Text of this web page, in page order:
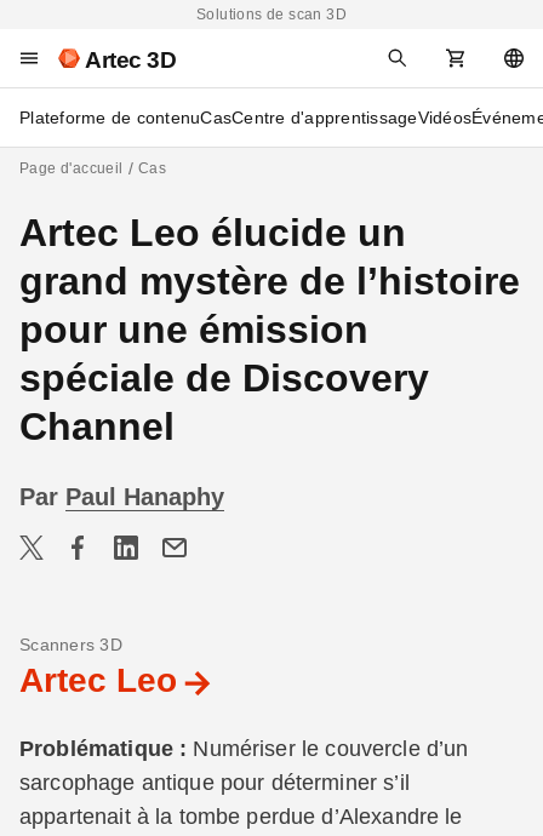
Solutions de scan 3D
Artec 3D
Plateforme de contenuCasCentre d'apprentissageVidéos
Page d'accueil Cas
Artec Leo élucide un
grand mystère de l’histoire
pour une émission
spéciale de Discovery
Channel
Par Paul Hanaphy
Scanners 3D
Artec Leo
Problématique : Numériser le couvercle d’un
sarcophage antique pour déterminer s’il
appartenait à la tombe perdue d’Alexandre le